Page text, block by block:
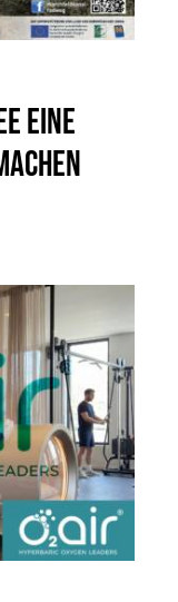
eine